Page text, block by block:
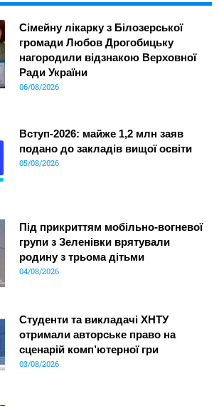
Сімейну лікарку з Білозерської
громади Любов Дрогобицьку
нагородили відзнакою Верховної
Ради України
06/08/2026
Вступ-2026: майже 1,2 млн заяв
подано до закладів вищої освіти
05/08/2026
Під прикриттям мобільно-вогневої
групи з Зеленівки врятували
родину з трьома дітьми
04/08/2026
Студенти та викладачі ХНТУ
отримали авторське право на
сценарій комп’ютерної гри
03/08/2026